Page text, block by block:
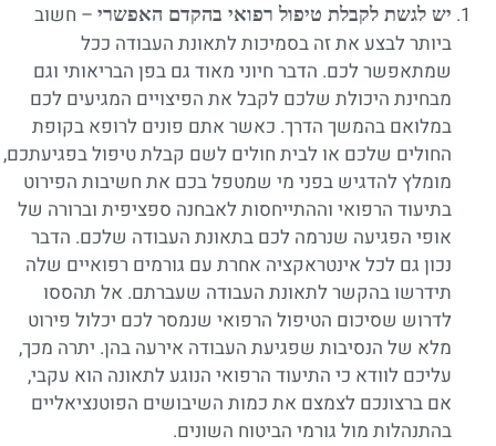
יש לגשת לקבלת טיפול רפואי בהקדם האפשרי – חשוב
ביותר לבצע את זה בסמיכות לתאונת העבודה ככל
שמתאפשר לכם. הדבר חיוני מאוד גם בפן הבריאותי וגם
מבחינת היכולת שלכם לקבל את הפיצויים המגיעים לכם
במלואם בהמשך הדרך. כאשר אתם פונים לרופא בקופת
החולים שלכם או לבית חולים לשם קבלת טיפול בפגיעתכם,
מומלץ להדגיש בפני מי שמטפל בכם את חשיבות הפירוט
בתיעוד הרפואי וההתייחסות לאבחנה ספציפית וברורה של
אופי הפגיעה שנרמה לכם בתאונת העבודה שלכם. הדבר
נכון גם לכל אינטראקציה אחרת עם גורמים רפואיים שלה
תידרשו בהקשר לתאונת העבודה שעברתם. אל תהססו
לדרוש שסיכום הטיפול הרפואי שנמסר לכם יכלול פירוט
מלא של הנסיבות שפגיעת העבודה אירעה בהן. יתרה מכך,
עליכם לוודא כי התיעוד הרפואי הנוגע לתאונה הוא עקבי,
אם ברצונכם לצמצם את כמות השיבושים הפוטנציאליים
בהתנהלות מול גורמי הביטוח השונים.